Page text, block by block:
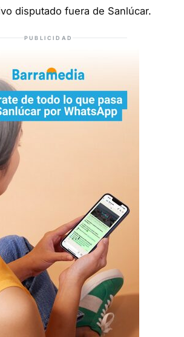
disputado fuera de Sanlúcar.
PUBLICIDAD